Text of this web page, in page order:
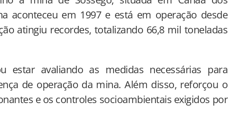
aconteceu em 1997 e está em operação desde
atingiu recordes, totalizando 66,8 mil toneladas
estar avaliando as medidas necessárias para
de operação da mina. Além disso, reforçou o
e os controles socioambientais exigidos por